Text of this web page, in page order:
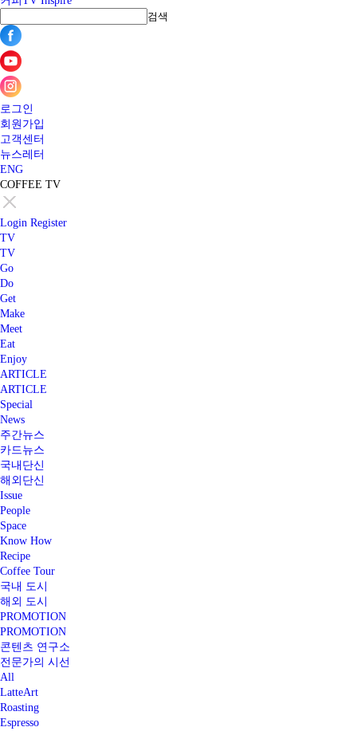
검색
로그인
회원가입
고객센터
뉴스레터
ENG
COFFEE TV
Login Register
TV
TV
Go
Do
Get
Make
Meet
Eat
Enjoy
ARTICLE
ARTICLE
Special
News
주간뉴스
카드뉴스
국내단신
해외단신
Issue
People
Space
Know How
Recipe
Coffee Tour
국내 도시
해외 도시
PROMOTION
PROMOTION
콘텐츠 연구소
전문가의 시선
All
LatteArt
Roasting
Espresso